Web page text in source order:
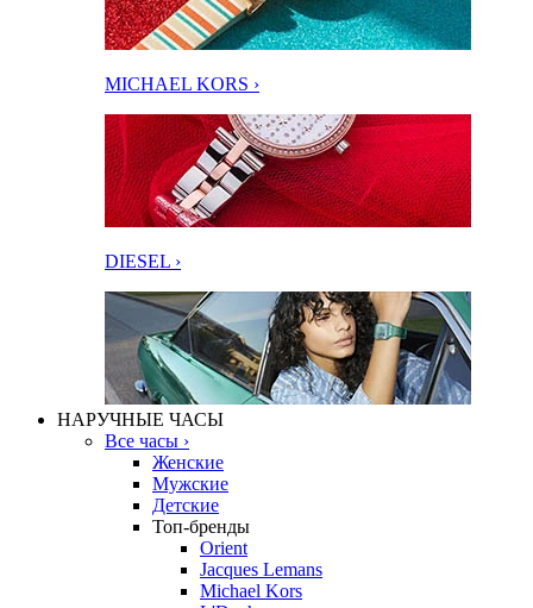
MICHAEL KORS ›
DIESEL ›
НАРУЧНЫЕ ЧАСЫ
Все часы ›
Женские
Мужские
Детские
Топ-бренды
Orient
Jacques Lemans
Michael Kors